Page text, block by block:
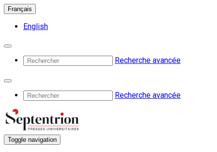
Français
English
Recherche avancée
Recherche avancée
Toggle navigation